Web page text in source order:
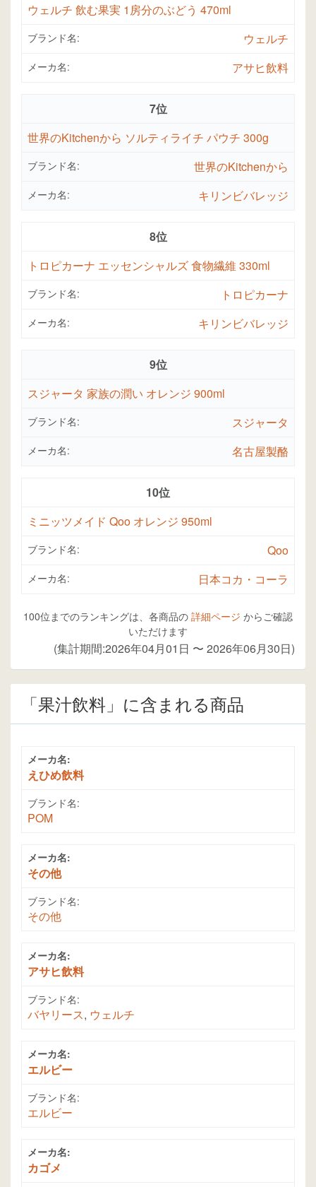
ウェルチ 飲む果実 1房分のぶどう 470ml
ブランド名: ウェルチ
メーカ名: アサヒ飲料
7位
世界のKitchenから ソルティライチ パウチ 300g
ブランド名: 世界のKitchenから
メーカ名: キリンビバレッジ
8位
トロピカーナ エッセンシャルズ 食物繊維 330ml
ブランド名: トロピカーナ
メーカ名: キリンビバレッジ
9位
スジャータ 家族の潤い オレンジ 900ml
ブランド名: スジャータ
メーカ名: 名古屋製酪
10位
ミニッツメイド Qoo オレンジ 950ml
ブランド名: Qoo
メーカ名: 日本コカ・コーラ
100位までのランキングは、各商品の 詳細ページ からご確認
いただけます
(集計期間:2026年04月01日 〜 2026年06月30日)
「果汁飲料」に含まれる商品
メーカ名:
えひめ飲料
ブランド名:
POM
メーカ名:
その他
ブランド名:
その他
メーカ名:
アサヒ飲料
ブランド名:
バヤリース, ウェルチ
メーカ名:
エルビー
ブランド名:
エルビー
メーカ名:
カゴメ